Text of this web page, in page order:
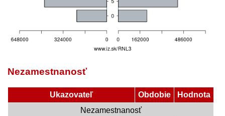
Nezamestnanosť
Ukazovateľ Obdobie
Hodnota
Nezamestnanosť